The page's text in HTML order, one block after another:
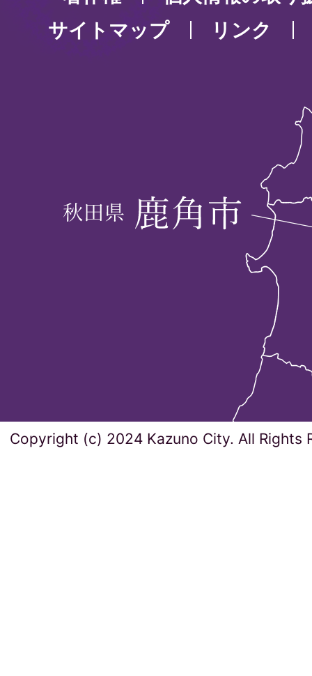
サイトマップ
リンク
Copyright (c) 2024 Kazuno City. All Rights